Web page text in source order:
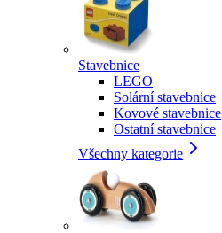
Stavebnice
LEGO
Solární stavebnice
Kovové stavebnice
Ostatní stavebnice
Všechny kategorie